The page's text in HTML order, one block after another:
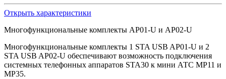
Открыть характеристики
Многофункциональные комплекты AP01-U и AP02-U
Многофункциональные комплекты 1 STA USB AP01-U и 2
STA USB AP02-U обеспечивают возможность подключения
системных телефонных аппаратов STA30 к мини АТС MP11 и
MP35.